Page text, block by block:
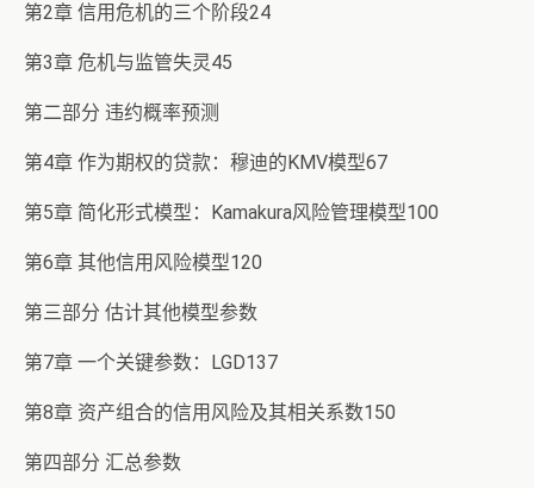
第2章 信用危机的三个阶段24
第3章 危机与监管失灵45
第二部分 违约概率预测
第4章 作为期权的贷款：穆迪的KMV模型67
第5章 简化形式模型：Kamakura风险管理模型100
第6章 其他信用风险模型120
第三部分 估计其他模型参数
第7章 一个关键参数：LGD137
第8章 资产组合的信用风险及其相关系数150
第四部分 汇总参数